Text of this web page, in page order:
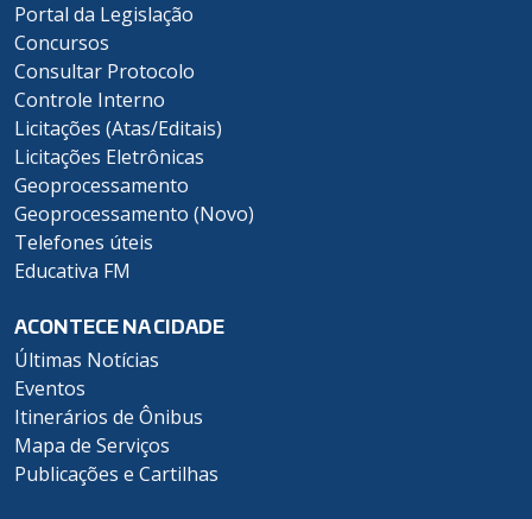
Portal da Legislação
Concursos
Consultar Protocolo
Controle Interno
Licitações (Atas/Editais)
Licitações Eletrônicas
Geoprocessamento
Geoprocessamento (Novo)
Telefones úteis
Educativa FM
ACONTECE NA CIDADE
Últimas Notícias
Eventos
Itinerários de Ônibus
Mapa de Serviços
Publicações e Cartilhas